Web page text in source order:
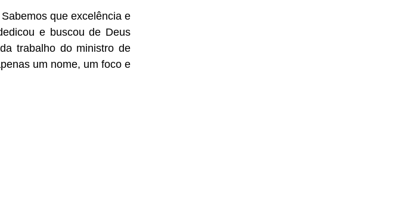
que excelência e
e buscou de Deus
trabalho do ministro de
um nome, um foco e